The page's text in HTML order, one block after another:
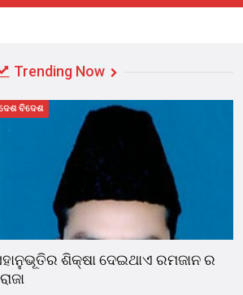
Trending Now
ବିଦେଶ
ଶିକ୍ଷା ଦେଇଥାଏ ରମଜାନ ର